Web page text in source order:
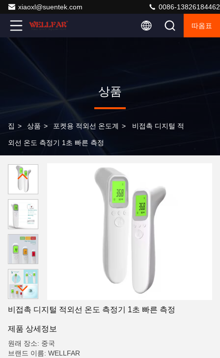
xiaoxl@suentek.com 0086-13826184462
따옴표
상품
집 > 상품 > 포켓용 적외선 온도계 > 비접촉 디지털 적
외선 온도 측정기 1초 빠른 측정
비접촉 디지털 적외선 온도 측정기 1초 빠른 측정
제품 상세정보
원래 장소: 중국
브랜드 이름: WELLFAR